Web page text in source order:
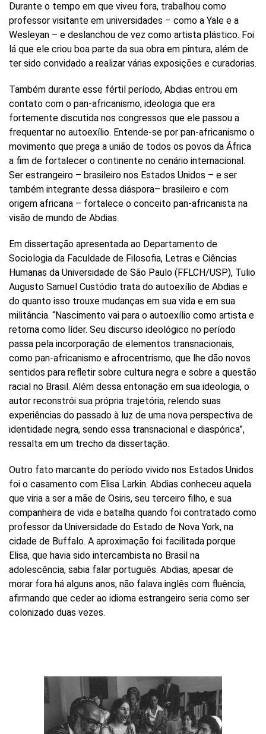
Durante o tempo em que viveu fora, trabalhou como
professor visitante em universidades – como a Yale e a
Wesleyan – e deslanchou de vez como artista plástico. Foi
lá que ele criou boa parte da sua obra em pintura, além de
ter sido convidado a realizar várias exposições e curadorias.
Também durante esse fértil período, Abdias entrou em
contato com o pan-africanismo, ideologia que era
fortemente discutida nos congressos que ele passou a
frequentar no autoexílio. Entende-se por pan-africanismo o
movimento que prega a união de todos os povos da África
a fim de fortalecer o continente no cenário internacional.
Ser estrangeiro – brasileiro nos Estados Unidos – e ser
também integrante dessa diáspora– brasileiro e com
origem africana – fortalece o conceito pan-africanista na
visão de mundo de Abdias.
Em dissertação apresentada ao Departamento de
Sociologia da Faculdade de Filosofia, Letras e Ciências
Humanas da Universidade de São Paulo (FFLCH/USP), Tulio
Augusto Samuel Custódio trata do autoexílio de Abdias e
do quanto isso trouxe mudanças em sua vida e em sua
militância. “Nascimento vai para o autoexílio como artista e
retorna como líder. Seu discurso ideológico no período
passa pela incorporação de elementos transnacionais,
como pan-africanismo e afrocentrismo, que lhe dão novos
sentidos para refletir sobre cultura negra e sobre a questão
racial no Brasil. Além dessa entonação em sua ideologia, o
autor reconstrói sua própria trajetória, relendo suas
experiências do passado à luz de uma nova perspectiva de
identidade negra, sendo essa transnacional e diaspórica”,
ressalta em um trecho da dissertação.
Outro fato marcante do período vivido nos Estados Unidos
foi o casamento com Elisa Larkin. Abdias conheceu aquela
que viria a ser a mãe de Osiris, seu terceiro filho, e sua
companheira de vida e batalha quando foi contratado como
professor da Universidade do Estado de Nova York, na
cidade de Buffalo. A aproximação foi facilitada porque
Elisa, que havia sido intercambista no Brasil na
adolescência, sabia falar português. Abdias, apesar de
morar fora há alguns anos, não falava inglês com fluência,
afirmando que ceder ao idioma estrangeiro seria como ser
colonizado duas vezes.